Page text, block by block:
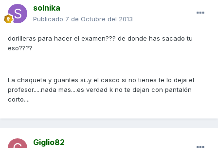
solnika
Publicado 7 de Octubre del 2013
dorilleras para hacer el examen??? de donde has sacado tu
eso????
La chaqueta y guantes si..y el casco si no tienes te lo deja el
profesor.....nada mas....es verdad k no te dejan con pantalón
corto....
Giglio82